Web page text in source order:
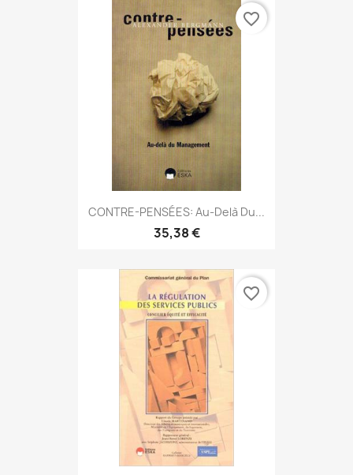
CONTRE-PENSÉES: Au-Delà Du...
35,38 €
favorite_border
favorite_border